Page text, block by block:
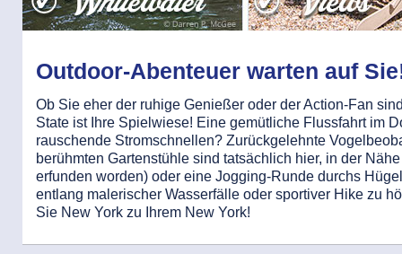
Outdoor-Abenteuer warten auf
Ob Sie eher der ruhige Genießer oder der Action-Fan
State ist Ihre Spielwiese! Eine gemütliche Flussfahrt im
rauschende Stromschnellen? Zurückgelehnte
berühmten Gartenstühle sind tatsächlich hier, in der
erfunden worden) oder eine Jogging-Runde durchs
entlang malerischer Wasserfälle oder sportiver Hike zu
Sie New York zu Ihrem New York!